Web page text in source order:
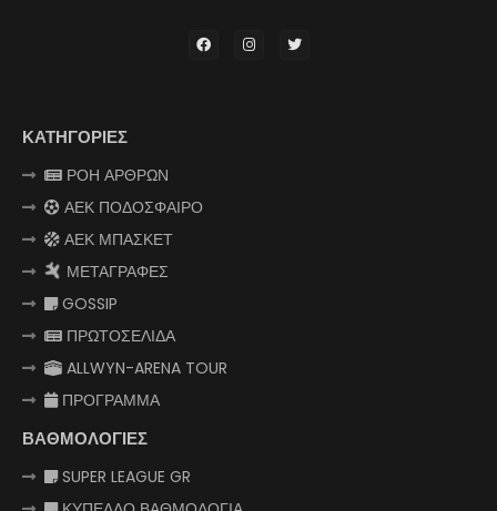
ΚΑΤΗΓΟΡΙΕΣ
ΡΟΗ ΑΡΘΡΩΝ
ΑΕΚ ΠΟΔΟΣΦΑΙΡΟ
ΑΕΚ ΜΠΑΣΚΕΤ
ΜΕΤΑΓΡΑΦΕΣ
GOSSIP
ΠΡΩΤΟΣΕΛΙΔΑ
ALLWYN-ARENA TOUR
ΠΡΟΓΡΑΜΜΑ
ΒΑΘΜΟΛΟΓΙΕΣ
SUPER LEAGUE GR